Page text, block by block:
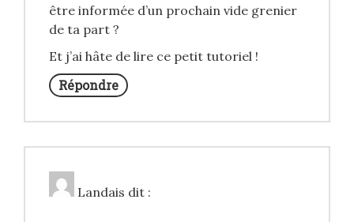
être informée d’un prochain vide grenier
de ta part ?
Et j’ai hâte de lire ce petit tutoriel !
Répondre
Landais dit :